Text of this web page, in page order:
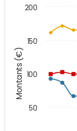
Montants (€)
50
100
150
200